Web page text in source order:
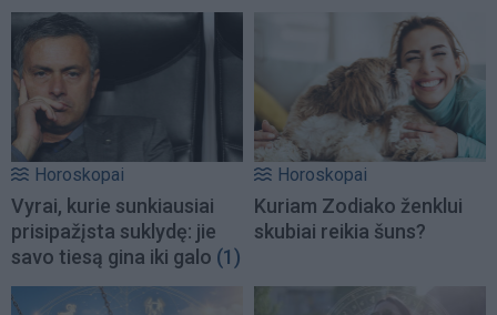
Horoskopai
Vyrai, kurie sunkiausiai
prisipažįsta suklydę: jie
savo tiesą gina iki galo (1)
Horoskopai
Kuriam Zodiako ženklui
skubiai reikia šuns?